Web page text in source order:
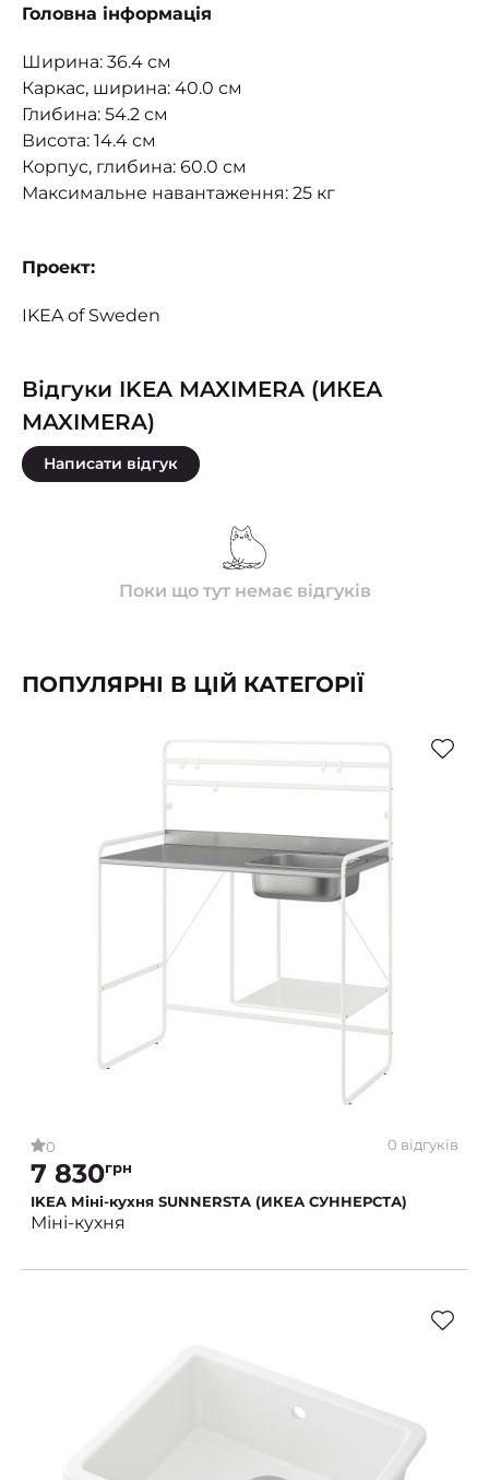
Головна інформація
Ширина: 36.4 см
Каркас, ширина: 40.0 см
Глибина: 54.2 см
Висота: 14.4 см
Корпус, глибина: 60.0 см
Максимальне навантаження: 25 кг
Проект:
IKEA of Sweden
Відгуки IKEA MAXIMERA (ИКЕА
MAXIMERA)
Написати відгук
Поки що тут немає відгуків
ПОПУЛЯРНІ В ЦІЙ КАТЕГОРІЇ
0 0 відгуків
7 830грн
IKEA Міні-кухня SUNNERSTA (ИКЕА СУННЕРСТА)
Міні-кухня